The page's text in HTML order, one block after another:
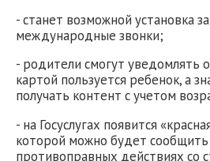
- станет возможной установка
международные звонки;
- родители смогут уведомлять
картой пользуется ребенок, а
получать контент с учетом
- на Госуслугах появится
которой можно будет
противоправных действиях со